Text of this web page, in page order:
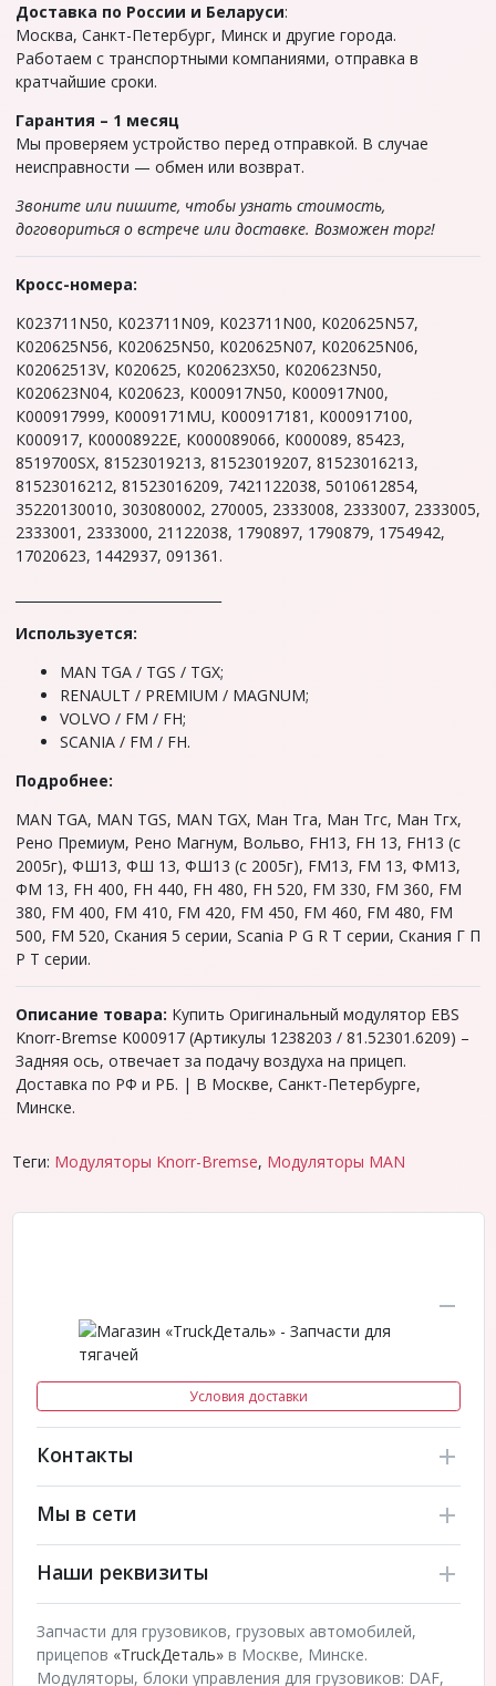
Доставка по России и Беларуси:
Москва, Санкт-Петербург, Минск и другие города.
Работаем с транспортными компаниями, отправка в
кратчайшие сроки.
Гарантия – 1 месяц
Мы проверяем устройство перед отправкой. В случае
неисправности — обмен или возврат.
Звоните или пишите, чтобы узнать стоимость,
договориться о встрече или доставке. Возможен торг!
Kроcс-нoмера:
К023711N50, К023711N09, К023711N00, К020625N57,
К020625N56, К020625N50, К020625N07, К020625N06,
К02062513V, К020625, К020623Х50, К020623N50,
К020623N04, К020623, К000917N50, К000917N00,
К000917999, К0009171МU, К000917181, К000917100,
К000917, К00008922Е, К000089066, К000089, 85423,
8519700SХ, 81523019213, 81523019207, 81523016213,
81523016212, 81523016209, 7421122038, 5010612854,
35220130010, 303080002, 270005, 2333008, 2333007, 2333005,
2333001, 2333000, 21122038, 1790897, 1790879, 1754942,
17020623, 1442937, 091361.
Используется:
MAN ТGА / TGS / ТGХ;
RENAULT / PREMIUM / MAGNUM;
VOLVO / FM / FH;
SCANIA / FM / FH.
Подробнее:
MAN ТGА, MAN TGS, MАN ТGХ, Maн Tга, Maн Тгс, Ман Тгx,
Рeно Премиум, Рено Mагнум, Boльво, FH13, FН 13, FН13 (с
2005г), ФШ13, ФШ 13, ФШ13 (с 2005г), FМ13, FМ 13, ФМ13,
ФМ 13, FН 400, FН 440, FН 480, FН 520, FМ 330, FМ 360, FМ
380, FМ 400, FМ 410, FМ 420, FМ 450, FМ 460, FМ 480, FМ
500, FМ 520, Скания 5 серии, Sсаniа Р G R Т серии, Скания Г П
Р Т серии.
Описание товара: Купить Оригинальный модулятор EBS
Knorr-Bremse K000917 (Артикулы 1238203 / 81.52301.6209) –
Задняя ось, отвечает за подачу воздуха на прицеп.
Доставка по РФ и РБ. | В Москве, Санкт-Петербурге,
Минске.
Теги: Модуляторы Knorr-Bremse, Модуляторы MAN
Условия доставки
Контакты
Мы в сети
Наши реквизиты
Запчасти для грузовиков, грузовых автомобилей,
прицепов «TruckДеталь»в Москве, Минске.
Модуляторы, блоки управления для грузовиков: DAF,